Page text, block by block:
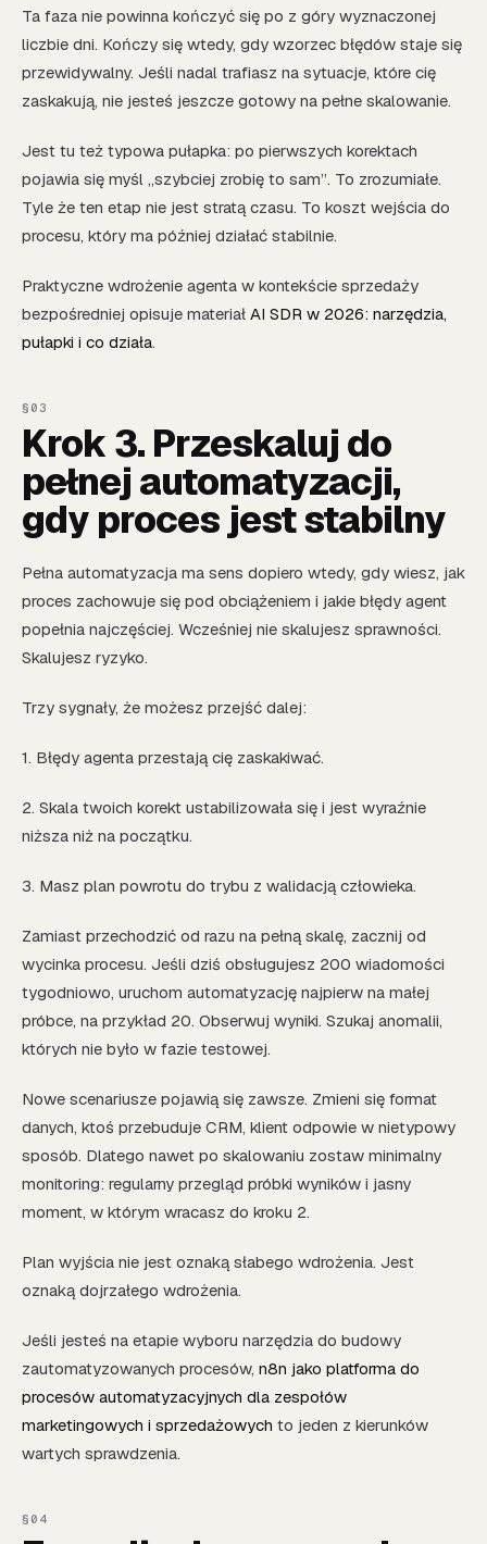
Ta faza nie powinna kończyć się po z góry wyznaczonej
liczbie dni. Kończy się wtedy, gdy wzorzec błędów staje się
przewidywalny. Jeśli nadal trafiasz na sytuacje, które cię
zaskakują, nie jesteś jeszcze gotowy na pełne skalowanie.
Jest tu też typowa pułapka: po pierwszych korektach
pojawia się myśl „szybciej zrobię to sam”. To zrozumiałe.
Tyle że ten etap nie jest stratą czasu. To koszt wejścia do
procesu, który ma później działać stabilnie.
Praktyczne wdrożenie agenta w kontekście sprzedaży
bezpośredniej opisuje materiał AI SDR w 2026: narzędzia,
pułapki i co działa.
Krok 3. Przeskaluj do
pełnej automatyzacji,
gdy proces jest stabilny
Pełna automatyzacja ma sens dopiero wtedy, gdy wiesz, jak
proces zachowuje się pod obciążeniem i jakie błędy agent
popełnia najczęściej. Wcześniej nie skalujesz sprawności.
Skalujesz ryzyko.
Trzy sygnały, że możesz przejść dalej:
1. Błędy agenta przestają cię zaskakiwać.
2. Skala twoich korekt ustabilizowała się i jest wyraźnie
niższa niż na początku.
3. Masz plan powrotu do trybu z walidacją człowieka.
Zamiast przechodzić od razu na pełną skalę, zacznij od
wycinka procesu. Jeśli dziś obsługujesz 200 wiadomości
tygodniowo, uruchom automatyzację najpierw na małej
próbce, na przykład 20. Obserwuj wyniki. Szukaj anomalii,
których nie było w fazie testowej.
Nowe scenariusze pojawią się zawsze. Zmieni się format
danych, ktoś przebuduje CRM, klient odpowie w nietypowy
sposób. Dlatego nawet po skalowaniu zostaw minimalny
monitoring: regularny przegląd próbki wyników i jasny
moment, w którym wracasz do kroku 2.
Plan wyjścia nie jest oznaką słabego wdrożenia. Jest
oznaką dojrzałego wdrożenia.
Jeśli jesteś na etapie wyboru narzędzia do budowy
zautomatyzowanych procesów, n8n jako platforma do
procesów automatyzacyjnych dla zespołów
marketingowych i sprzedażowych to jeden z kierunków
wartych sprawdzenia.